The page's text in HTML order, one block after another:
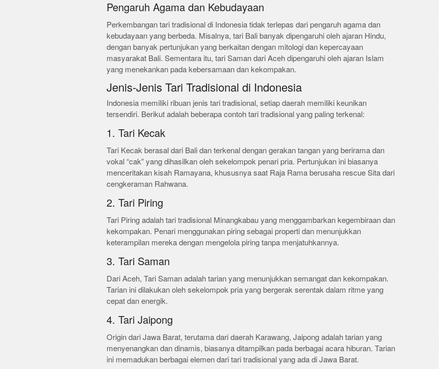
Pengaruh Agama dan Kebudayaan
Perkembangan tari tradisional di Indonesia tidak terlepas dari pengaruh agama dan
kebudayaan yang berbeda. Misalnya, tari Bali banyak dipengaruhi oleh ajaran Hindu,
dengan banyak pertunjukan yang berkaitan dengan mitologi dan kepercayaan
masyarakat Bali. Sementara itu, tari Saman dari Aceh dipengaruhi oleh ajaran Islam
yang menekankan pada kebersamaan dan kekompakan.
Jenis-Jenis Tari Tradisional di Indonesia
Indonesia memiliki ribuan jenis tari tradisional, setiap daerah memiliki keunikan
tersendiri. Berikut adalah beberapa contoh tari tradisional yang paling terkenal:
1. Tari Kecak
Tari Kecak berasal dari Bali dan terkenal dengan gerakan tangan yang berirama dan
vokal “cak” yang dihasilkan oleh sekelompok penari pria. Pertunjukan ini biasanya
menceritakan kisah Ramayana, khususnya saat Raja Rama berusaha rescue Sita dari
cengkeraman Rahwana.
2. Tari Piring
Tari Piring adalah tari tradisional Minangkabau yang menggambarkan kegembiraan dan
kekompakan. Penari menggunakan piring sebagai properti dan menunjukkan
keterampilan mereka dengan mengelola piring tanpa menjatuhkannya.
3. Tari Saman
Dari Aceh, Tari Saman adalah tarian yang menunjukkan semangat dan kekompakan.
Tarian ini dilakukan oleh sekelompok pria yang bergerak serentak dalam ritme yang
cepat dan energik.
4. Tari Jaipong
Origin dari Jawa Barat, terutama dari daerah Karawang, Jaipong adalah tarian yang
menyenangkan dan dinamis, biasanya ditampilkan pada berbagai acara hiburan. Tarian
ini memadukan berbagai elemen dari tari tradisional yang ada di Jawa Barat.